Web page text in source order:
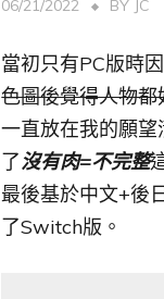
06/21/2022 BY JC
當初只有PC版時
色圖後覺得人物都
一直放在我的願
了沒有肉=不完整
最後基於中文+後
了Switch版。